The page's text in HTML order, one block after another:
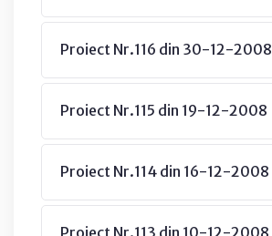
Proiect Nr.116 din 30-12-2008
Proiect Nr.115 din 19-12-2008
Proiect Nr.114 din 16-12-2008
Proiect Nr.113 din 10-12-2008